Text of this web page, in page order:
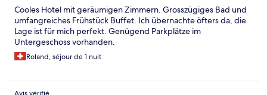
Cooles Hotel mit geräumigen Zimmern. Grosszügiges Bad und
umfangreiches Frühstück Buffet. Ich übernachte öfters da, die
Lage ist für mich perfekt. Genügend Parkplätze im
Untergeschoss vorhanden.
Roland, séjour de 1 nuit